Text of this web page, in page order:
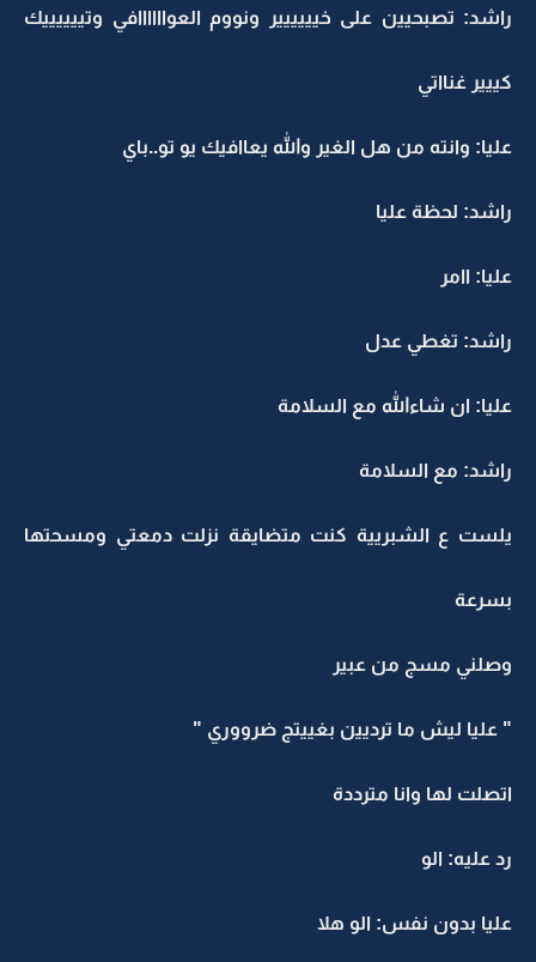
راشد: تصبحيين على خيييييير ونووم العواااااافي وتييييييك
كييير غنااتي
عليا: وانته من هل الغير والله يعاافيك يو تو..باي
راشد: لحظة عليا
عليا: اامر
راشد: تغطي عدل
عليا: ان شاءالله مع السلامة
راشد: مع السلامة
يلست ع الشبريية كنت متضايقة نزلت دمعتي ومسحتها
بسرعة
وصلني مسج من عبير
" عليا ليش ما ترديين بغييتج ضرووري "
اتصلت لها وانا مترددة
رد عليه: الو
عليا بدون نفس: الو هلا